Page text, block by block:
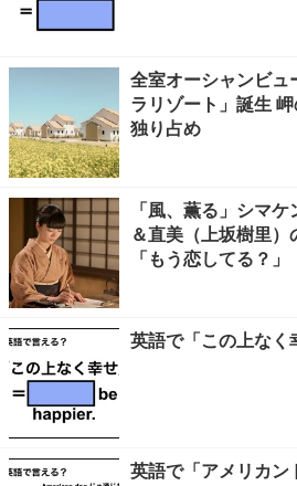
全室オーシャンビュ
ラリゾート」誕生
独り占め
「風、薫る」シマ
＆直美（上坂樹里
「もう恋してる？
英語で「この上なく
英語で「アメリカン